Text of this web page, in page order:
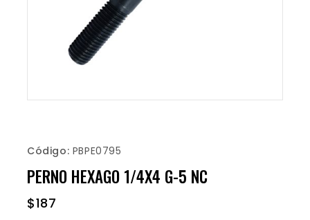
Código: PBPE0795
PERNO HEXAGO 1/4X4 G-5 NC
$187